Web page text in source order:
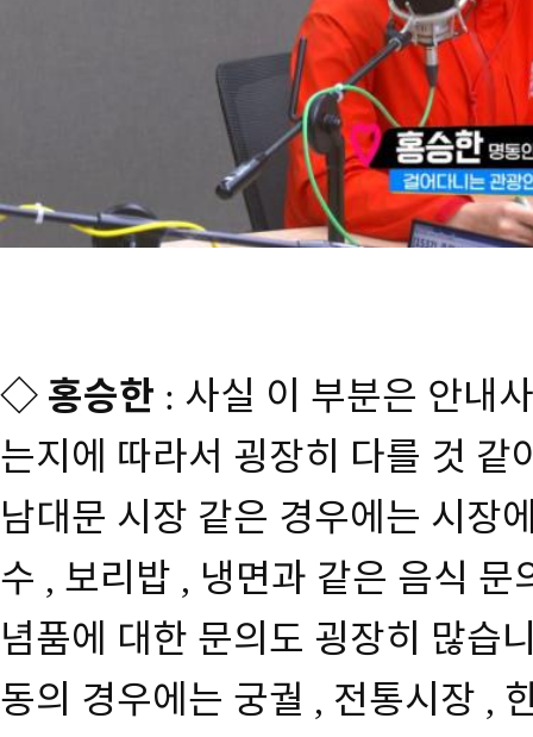
◇ 홍승한 : 사실 이 부분은 안내
는지에 따라서 굉장히 다를 것 같
남대문 시장 같은 경우에는 시장
수 , 보리밥 , 냉면과 같은 음식 문
념품에 대한 문의도 굉장히 많습
동의 경우에는 궁궐 , 전통시장 ,